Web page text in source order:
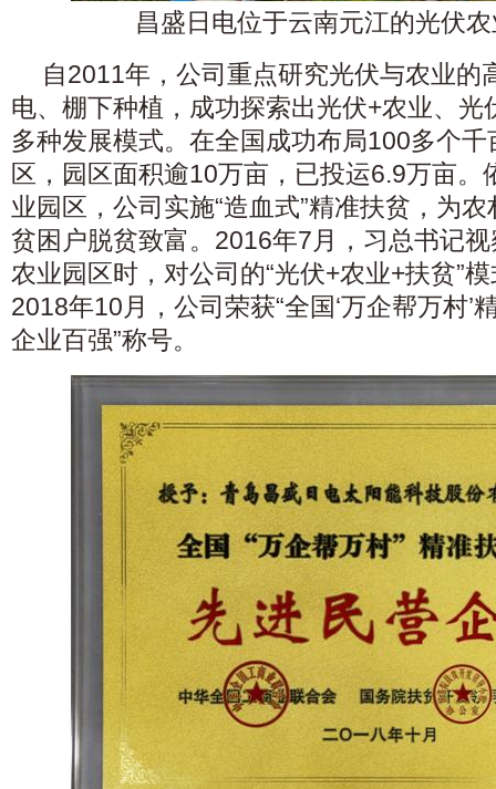
昌盛日电位于云南元江的光伏
自2011年，公司重点研究光伏与农业的
电、棚下种植，成功探索出光伏+农业、光
多种发展模式。在全国成功布局100多个
区，园区面积逾10万亩，已投运6.9万亩。
业园区，公司实施“造血式”精准扶贫，为
贫困户脱贫致富。2016年7月，习总书记
农业园区时，对公司的“光伏+农业+扶贫”
2018年10月，公司荣获“全国‘万企帮万村’
企业百强”称号。